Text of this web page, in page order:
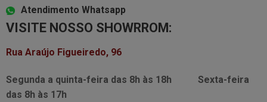
Atendimento Whatsapp
VISITE NOSSO SHOWRROM:
Rua Araújo Figueiredo, 96
Segunda a quinta-feira das 8h às 18h
Sexta-feira
das 8h às 17h